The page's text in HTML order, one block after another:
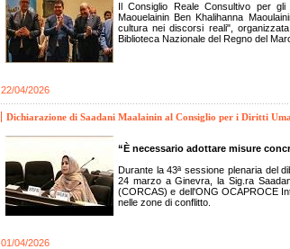
Il Consiglio Reale Consultivo per gli
Maouelainin Ben Khalihanna
cultura nei discorsi reali",
Biblioteca Nazionale del Regno del
22/04/2026
Dichiarazione di Saadani Maalainin al Consiglio per i Diritti
“È necessario adottare misure
Durante la 43ª sessione plenaria del
24 marzo a Ginevra, la Sig.ra
(CORCAS) e dell'ONG OCAPROCE
nelle zone di conflitto.
01/04/2026